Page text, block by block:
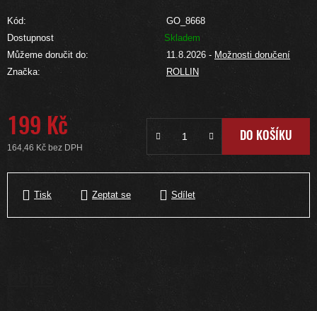
Kód:
GO_8668
Dostupnost
Skladem
Můžeme doručit do:
11.8.2026 - Možnosti doručení
Značka:
ROLLIN
199 Kč
164,46 Kč bez DPH
DO KOŠÍKU
Tisk Zeptat se Sdílet